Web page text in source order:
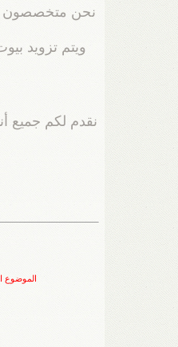
نحن متخصصون في
ويتم تزويد
نقدم لكم جميع
الموضوع